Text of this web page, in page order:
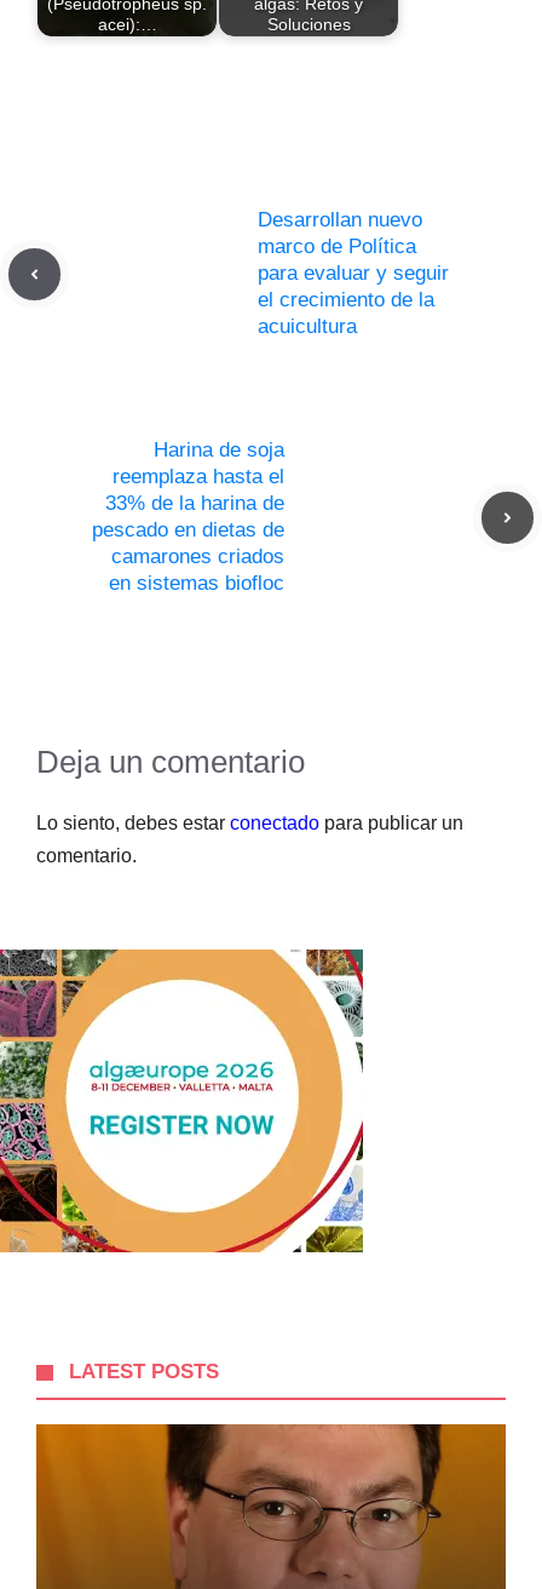
acei):…
Soluciones
Desarrollan nuevo
marco de Política
para evaluar y seguir
el crecimiento de la
acuicultura
Harina de soja
reemplaza hasta el
33% de la harina de
pescado en dietas de
camarones criados
en sistemas biofloc
Deja un comentario
Lo siento, debes estar conectado para publicar un
comentario.
LATEST POSTS